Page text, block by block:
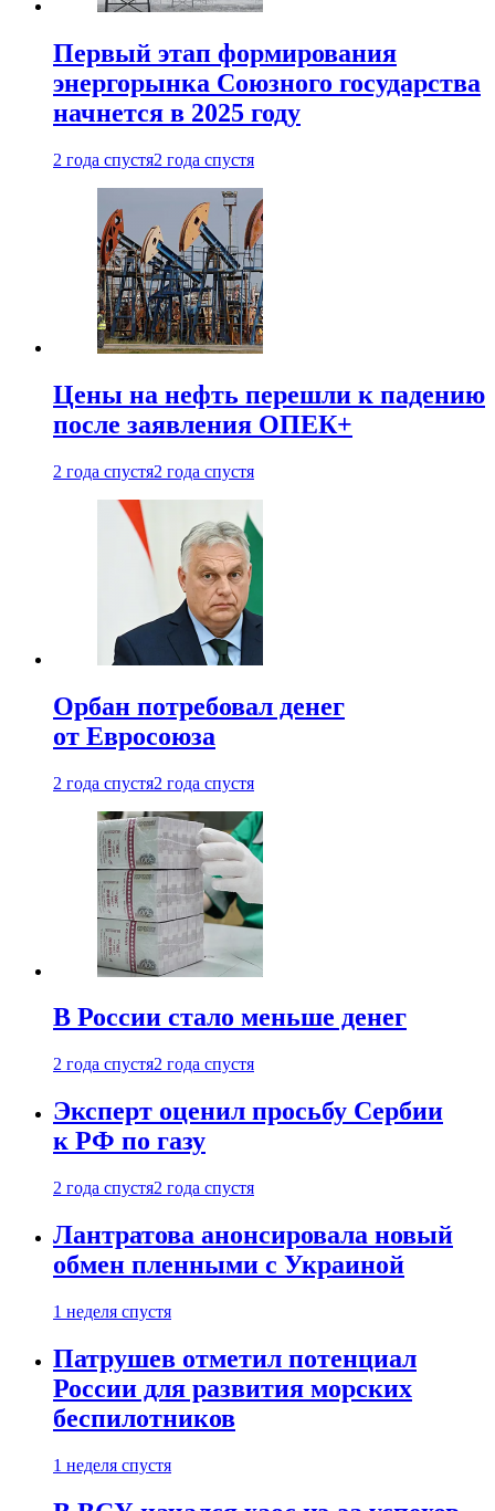
Первый этап формирования
энергорынка Союзного государства
начнется в 2025 году
2 года спустя2 года спустя
Цены на нефть перешли к падению
после заявления ОПЕК+
2 года спустя2 года спустя
Орбан потребовал денег
от Евросоюза
2 года спустя2 года спустя
В России стало меньше денег
2 года спустя2 года спустя
Эксперт оценил просьбу Сербии
к РФ по газу
2 года спустя2 года спустя
Лантратова анонсировала новый
обмен пленными с Украиной
1 неделя спустя
Патрушев отметил потенциал
России для развития морских
беспилотников
1 неделя спустя